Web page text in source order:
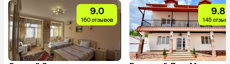
9.0
160 отзывов
9.8
145